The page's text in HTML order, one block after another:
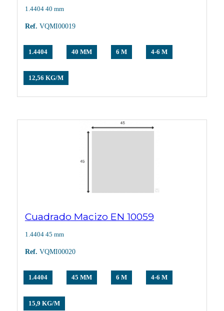
1.4404 40 mm
Ref. VQMI00019
1.4404 40 MM 6 M 4-6 M
12,56 KG/M
Cuadrado Macizo EN 10059
1.4404 45 mm
Ref. VQMI00020
1.4404 45 MM 6 M 4-6 M
15,9 KG/M